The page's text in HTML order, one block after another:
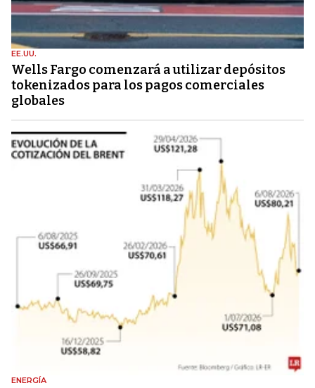
EE.UU.
Wells Fargo comenzará a utilizar depósitos
tokenizados para los pagos comerciales
globales
ENERGÍA